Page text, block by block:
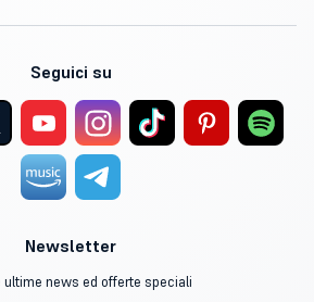
Seguici su
Newsletter
ultime news ed offerte speciali